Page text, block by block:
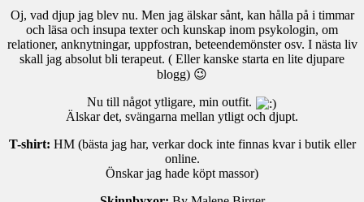
Oj, vad djup jag blev nu. Men jag älskar sånt, kan hålla på i timmar
och läsa och insupa texter och kunskap inom psykologin, om
relationer, anknytningar, uppfostran, beteendemönster osv. I nästa liv
skall jag absolut bli terapeut. ( Eller kanske starta en lite djupare
blogg) 😉
Nu till något ytligare, min outfit.
Älskar det, svängarna mellan ytligt och djupt.
T-shirt: HM (bästa jag har, verkar dock inte finnas kvar i butik eller
online.
Önskar jag hade köpt massor)